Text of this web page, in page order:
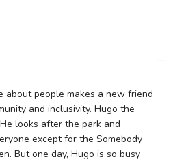
about people makes a new friend
and inclusivity. Hugo the
looks after the park and
except for the Somebody
But one day, Hugo is so busy